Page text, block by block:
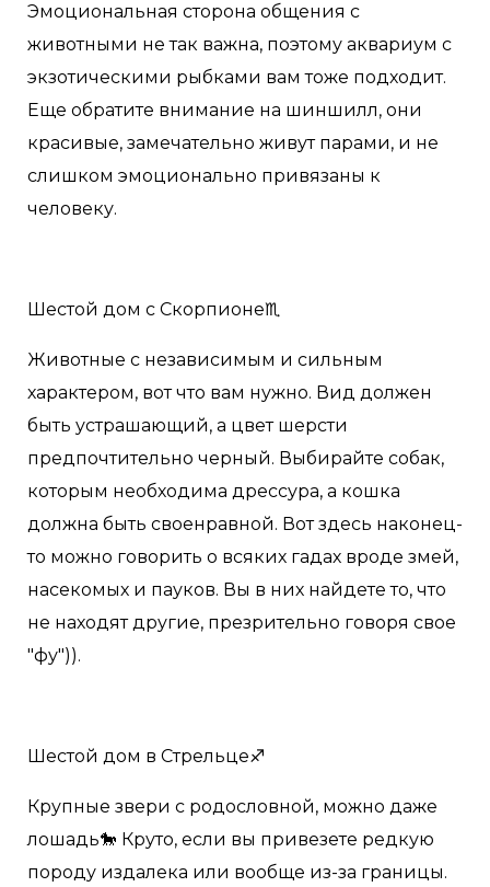
Эмоциональная сторона общения с
животными не так важна, поэтому аквариум с
экзотическими рыбками вам тоже подходит.
Еще обратите внимание на шиншилл, они
красивые, замечательно живут парами, и не
слишком эмоционально привязаны к
человеку.
Шестой дом с Скорпионе♏️
Животные с независимым и сильным
характером, вот что вам нужно. Вид должен
быть устрашающий, а цвет шерсти
предпочтительно черный. Выбирайте собак,
которым необходима дрессура, а кошка
должна быть своенравной. Вот здесь наконец-
то можно говорить о всяких гадах вроде змей,
насекомых и пауков. Вы в них найдете то, что
не находят другие, презрительно говоря свое
"фу")).
Шестой дом в Стрельце♐️
Крупные звери с родословной, можно даже
лошадь🐎 Круто, если вы привезете редкую
породу издалека или вообще из-за границы.